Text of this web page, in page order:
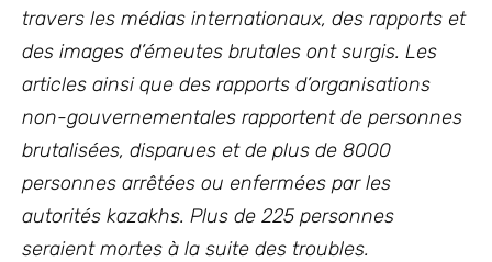
travers les médias internationaux, des rapports et
des images d’émeutes brutales ont surgis. Les
articles ainsi que des rapports d’organisations
non-gouvernementales rapportent de personnes
brutalisées, disparues et de plus de 8000
personnes arrêtées ou enfermées par les
autorités kazakhs. Plus de 225 personnes
seraient mortes à la suite des troubles.